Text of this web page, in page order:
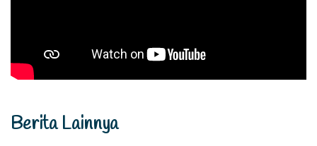
Berita Lainnya